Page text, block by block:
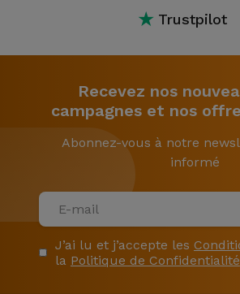
★ Trustpilot
Recevez nos
campagnes et nos
Abonnez-vous à notre
informé
J’ai lu et j’accepte les
la Politique de Confidentialité